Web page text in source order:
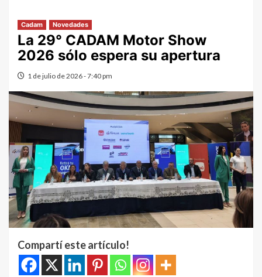
Cadam Novedades
La 29° CADAM Motor Show
2026 sólo espera su apertura
1 de julio de 2026 - 7:40 pm
Compartí este artículo!